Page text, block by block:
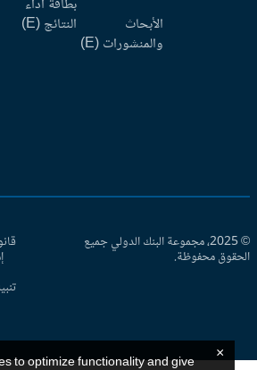
الأبحاث
والمنشورات (E)
بطاقة أداء
النتائج (E)
© 2025، مجموعة البنك الدولي جميع
محفوظة.
قانوني
to optimize functionality and give ×